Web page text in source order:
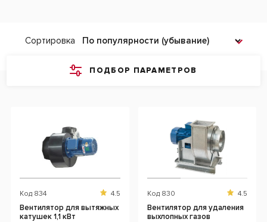
ПОДБОР ПАРАМЕТРОВ
Сортировка
Код 834 4.5
Вентилятор для вытяжных
катушек 1,1 кВт
Код 830 4.5
Вентилятор для удаления
выхлопных газов